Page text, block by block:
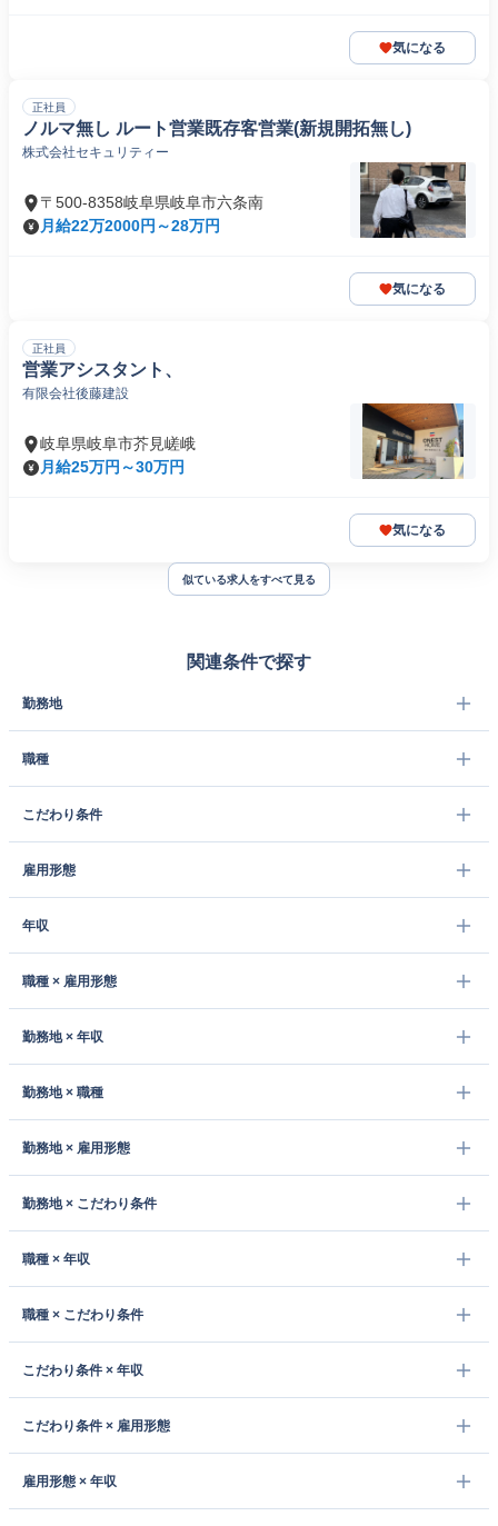
気になる
正社員
ノルマ無し ルート営業既存客営業(新規開拓無し)
株式会社セキュリティー
〒500-8358岐阜県岐阜市六条南
月給22万2000円～28万円
気になる
正社員
営業アシスタント、
有限会社後藤建設
岐阜県岐阜市芥見嵯峨
月給25万円～30万円
気になる
似ている求人をすべて見る
関連条件で探す
勤務地
職種
こだわり条件
雇用形態
年収
職種 × 雇用形態
勤務地 × 年収
勤務地 × 職種
勤務地 × 雇用形態
勤務地 × こだわり条件
職種 × 年収
職種 × こだわり条件
こだわり条件 × 年収
こだわり条件 × 雇用形態
雇用形態 × 年収